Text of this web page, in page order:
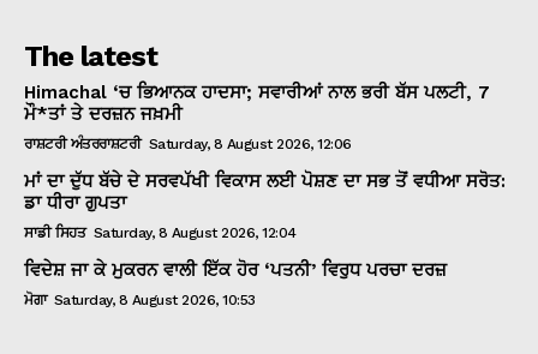
The latest
Himachal ‘ਚ ਭਿਆਨਕ ਹਾਦਸਾ; ਸਵਾਰੀਆਂ ਨਾਲ ਭਰੀ ਬੱਸ ਪਲਟੀ, 7
ਮੌ*ਤਾਂ ਤੇ ਦਰਜ਼ਨ ਜਖ਼ਮੀ
ਰਾਸ਼ਟਰੀ ਅੰਤਰਰਾਸ਼ਟਰੀ Saturday, 8 August 2026, 12:06
ਮਾਂ ਦਾ ਦੁੱਧ ਬੱਚੇ ਦੇ ਸਰਵਪੱਖੀ ਵਿਕਾਸ ਲਈ ਪੋਸ਼ਣ ਦਾ ਸਭ ਤੋਂ ਵਧੀਆ ਸਰੋਤ:
ਡਾ ਧੀਰਾ ਗੁਪਤਾ
ਸਾਡੀ ਸਿਹਤ Saturday, 8 August 2026, 12:04
ਵਿਦੇਸ਼ ਜਾ ਕੇ ਮੁਕਰਨ ਵਾਲੀ ਇੱਕ ਹੋਰ ‘ਪਤਨੀ’ ਵਿਰੁਧ ਪਰਚਾ ਦਰਜ਼
ਮੋਗਾ Saturday, 8 August 2026, 10:53